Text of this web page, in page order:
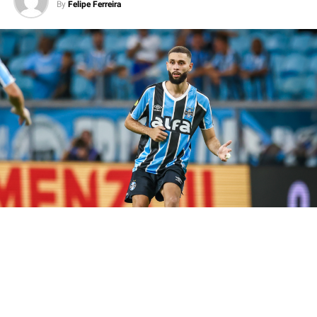
Por isso, a expectativa da torcida gremista é de que o
atacante volte a balançar as redes e ajude o Imortal a
construir uma vantagem fora de casa.
Carlos Vinícius volta em momento
decisivo
O artilheiro desfalcou o Grêmio na derrota para o
Bolívar, que resultou na eliminação da Copa Sul-
Americana. No entanto, o camisa 95 retorna justamente
quando o clube inicia mais uma disputa eliminatória.
Assim, Luís Castro ganha uma peça importante para
By Felipe Ferreira